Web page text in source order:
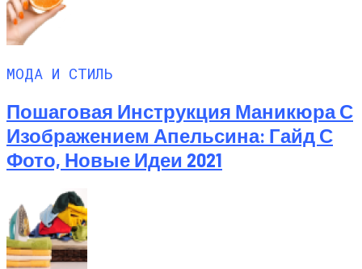
МОДА И СТИЛЬ
Пошаговая Инструкция Маникюра С
Изображением Апельсина: Гайд С
Фото, Новые Идеи 2021